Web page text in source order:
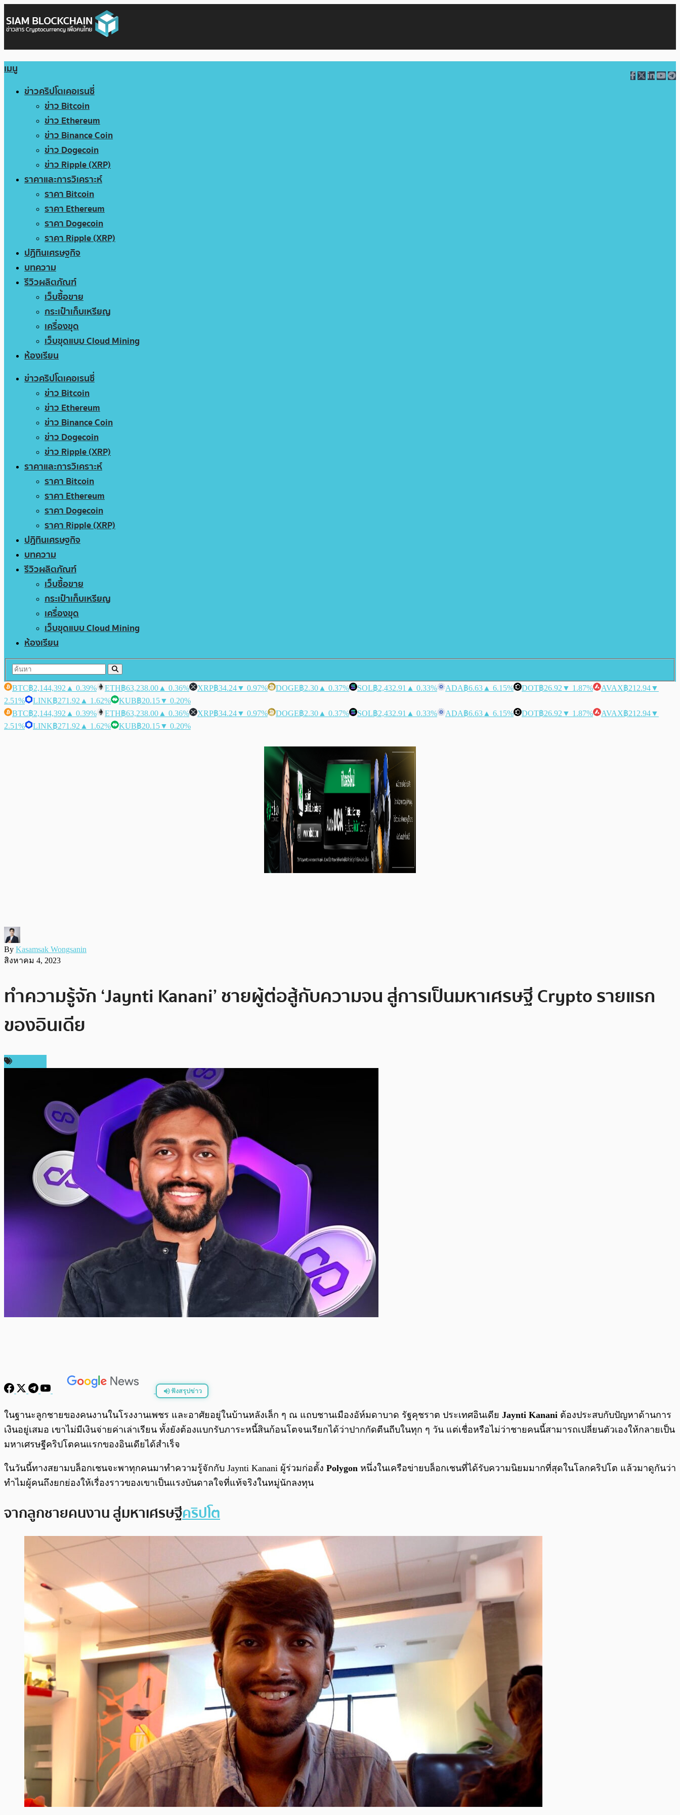
เมนู
ข่าวคริปโตเคอเรนซี่
ข่าว Bitcoin
ข่าว Ethereum
ข่าว Binance Coin
ข่าว Dogecoin
ข่าว Ripple (XRP)
ราคาและการวิเคราะห์
ราคา Bitcoin
ราคา Ethereum
ราคา Dogecoin
ราคา Ripple (XRP)
ปฏิทินเศรษฐกิจ
บทความ
รีวิวผลิตภัณฑ์
เว็บซื้อขาย
กระเป๋าเก็บเหรียญ
เครื่องขุด
เว็บขุดแบบ Cloud Mining
ห้องเรียน
ข่าวคริปโตเคอเรนซี่
ข่าว Bitcoin
ข่าว Ethereum
ข่าว Binance Coin
ข่าว Dogecoin
ข่าว Ripple (XRP)
ราคาและการวิเคราะห์
ราคา Bitcoin
ราคา Ethereum
ราคา Dogecoin
ราคา Ripple (XRP)
ปฏิทินเศรษฐกิจ
บทความ
รีวิวผลิตภัณฑ์
เว็บซื้อขาย
กระเป๋าเก็บเหรียญ
เครื่องขุด
เว็บขุดแบบ Cloud Mining
ห้องเรียน
BTC฿2,144,392 ▲ 0.39% ETH฿63,238.00 ▲ 0.36% XRP฿34.24▼ 0.97% DOGE฿2.30 ▲ 0.37% SOL฿2,432.91 ▲ 0.33% ADA฿6.63 ▲ 6.15% DOT฿26.92 ▼ 1.87% AVAX฿212.94▼
2.51%
LINK฿271.92 ▲ 1.62% KUB฿20.15▼ 0.20%
BTC฿2,144,392 ▲ 0.39% ETH฿63,238.00 ▲ 0.36% XRP฿34.24▼ 0.97% DOGE฿2.30 ▲ 0.37% SOL฿2,432.91 ▲ 0.33% ADA฿6.63 ▲ 6.15% DOT฿26.92 ▼ 1.87% AVAX฿212.94▼
2.51%
LINK฿271.92 ▲ 1.62% KUB฿20.15▼ 0.20%
By Kasamsak Wongsanin
สิงหาคม 4, 2023
ทำความรู้จัก ‘Jaynti Kanani’ ชายผู้ต่อสู้กับความจน สู่การเป็นมหาเศรษฐี Crypto รายแรก
ของอินเดีย
ฟังสรุปข่าว
พร้อมเล่น 0:00 0:00
ในฐานะลูกชายของคนงานในโรงงานเพชร และอาศัยอยู่ในบ้านหลังเล็ก ๆ ณ แถบชานเมืองอัห์มดาบาด รัฐคุชราต ประเทศอินเดีย Jaynti Kanani ต้องประสบกับปัญหาด้านการ
เงินอยู่เสมอ เขาไม่มีเงินจ่ายค่าเล่าเรียน ทั้งยังต้องแบกรับภาระหนี้สินก้อนโตจนเรียกได้ว่าปากกัดตีนถีบในทุก ๆ วัน แต่เชื่อหรือไม่ว่าชายคนนี้สามารถเปลี่ยนตัวเองให้กลายเป็น
มหาเศรษฐีคริปโตคนแรกของอินเดียได้สำเร็จ
ในวันนี้ทางสยามบล็อกเชนจะพาทุกคนมาทำความรู้จักกับ Jaynti Kanani ผู้ร่วมก่อตั้ง Polygon หนึ่งในเครือข่ายบล็อกเชนที่ได้รับความนิยมมากที่สุดในโลกคริปโต แล้วมาดูกันว่า
ทำไมผู้คนถึงยกย่องให้เรื่องราวของเขาเป็นแรงบันดาลใจที่แท้จริงในหมู่นักลงทุน
จากลูกชายคนงาน สู่มหาเศรษฐีคริปโต